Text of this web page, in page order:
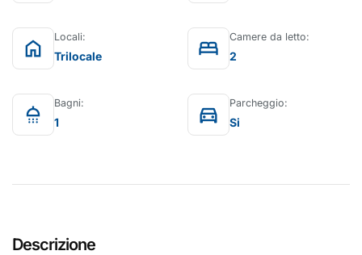
home Locali:
Trilocale bed Camere da letto:
2
shower Bagni:
1 directions_car Parcheggio:
Si
Descrizione